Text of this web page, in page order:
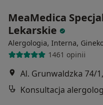
MeaMedica
Lekarskie
Alergologia, Interna,
1461 opinii
Al. Grunwaldzka 74/
Konsultacja